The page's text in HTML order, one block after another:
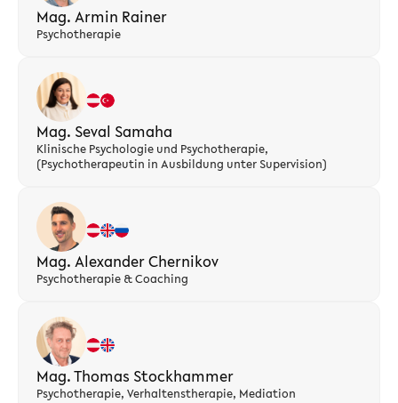
Mag. Armin Rainer
Psychotherapie
Mag. Seval Samaha
Klinische Psychologie und Psychotherapie,
(Psychotherapeutin in Ausbildung unter Supervision)
Mag. Alexander Chernikov
Psychotherapie & Coaching
Mag. Thomas Stockhammer
Psychotherapie, Verhaltenstherapie, Mediation